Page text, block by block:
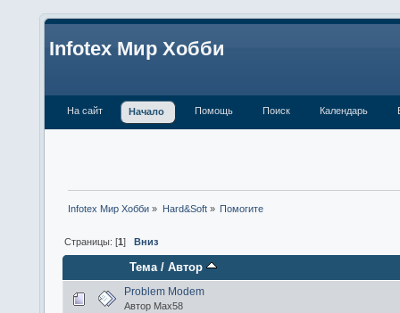
Infotex Мир Хобби
На сайт Начало Помощь Поиск Календарь
Infotex Мир Хобби » Hard&Soft» Помогите
Страницы: [1]Вниз
Тема/Автор
Problem Modem
Автор Max58